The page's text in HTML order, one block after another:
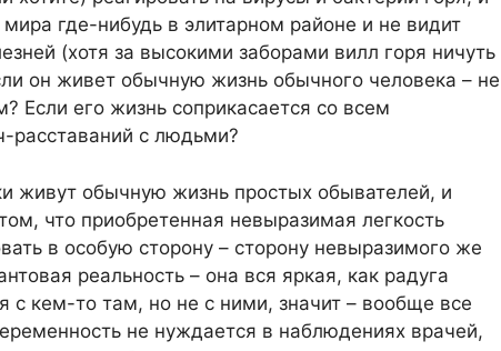
где-нибудь в элитарном районе и не видит
(хотя за высокими заборами вилл горя ничуть
он живет обычную жизнь обычного человека – не
Если его жизнь соприкасается со всем
расставаний с людьми?
живут обычную жизнь простых обывателей, и
что приобретенная невыразимая легкость
в особую сторону – сторону невыразимого же
реальность – она вся яркая, как радуга
с кем-то там, но не с ними, значит – вообще все
не нуждается в наблюдениях врачей,